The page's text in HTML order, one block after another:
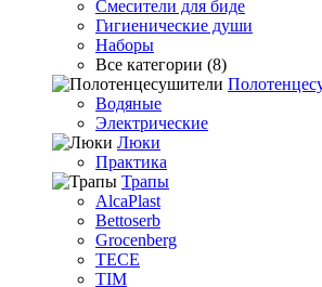
Смесители для биде
Гигиенические души
Наборы
Все категории (8)
Водяные
Электрические
Люки
Практика
Трапы
AlcaPlast
Bettoserb
Grocenberg
TECE
TIM